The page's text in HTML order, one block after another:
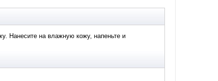
Нанесите на влажную кожу, напеньте и